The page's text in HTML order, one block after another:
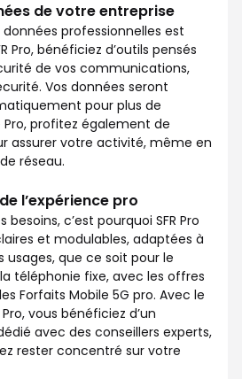
de votre entreprise
professionnelles est
Pro, bénéficiez d’outils pensés
de vos communications,
Vos données seront
pour plus de
Pro, profitez également de
assurer votre activité, même en
réseau.
l’expérience pro
c’est pourquoi SFR Pro
et modulables, adaptées à
que ce soit pour le
téléphonie fixe, avec les offres
Forfaits Mobile 5G pro. Avec le
vous bénéficiez d’un
avec des conseillers experts,
rester concentré sur votre